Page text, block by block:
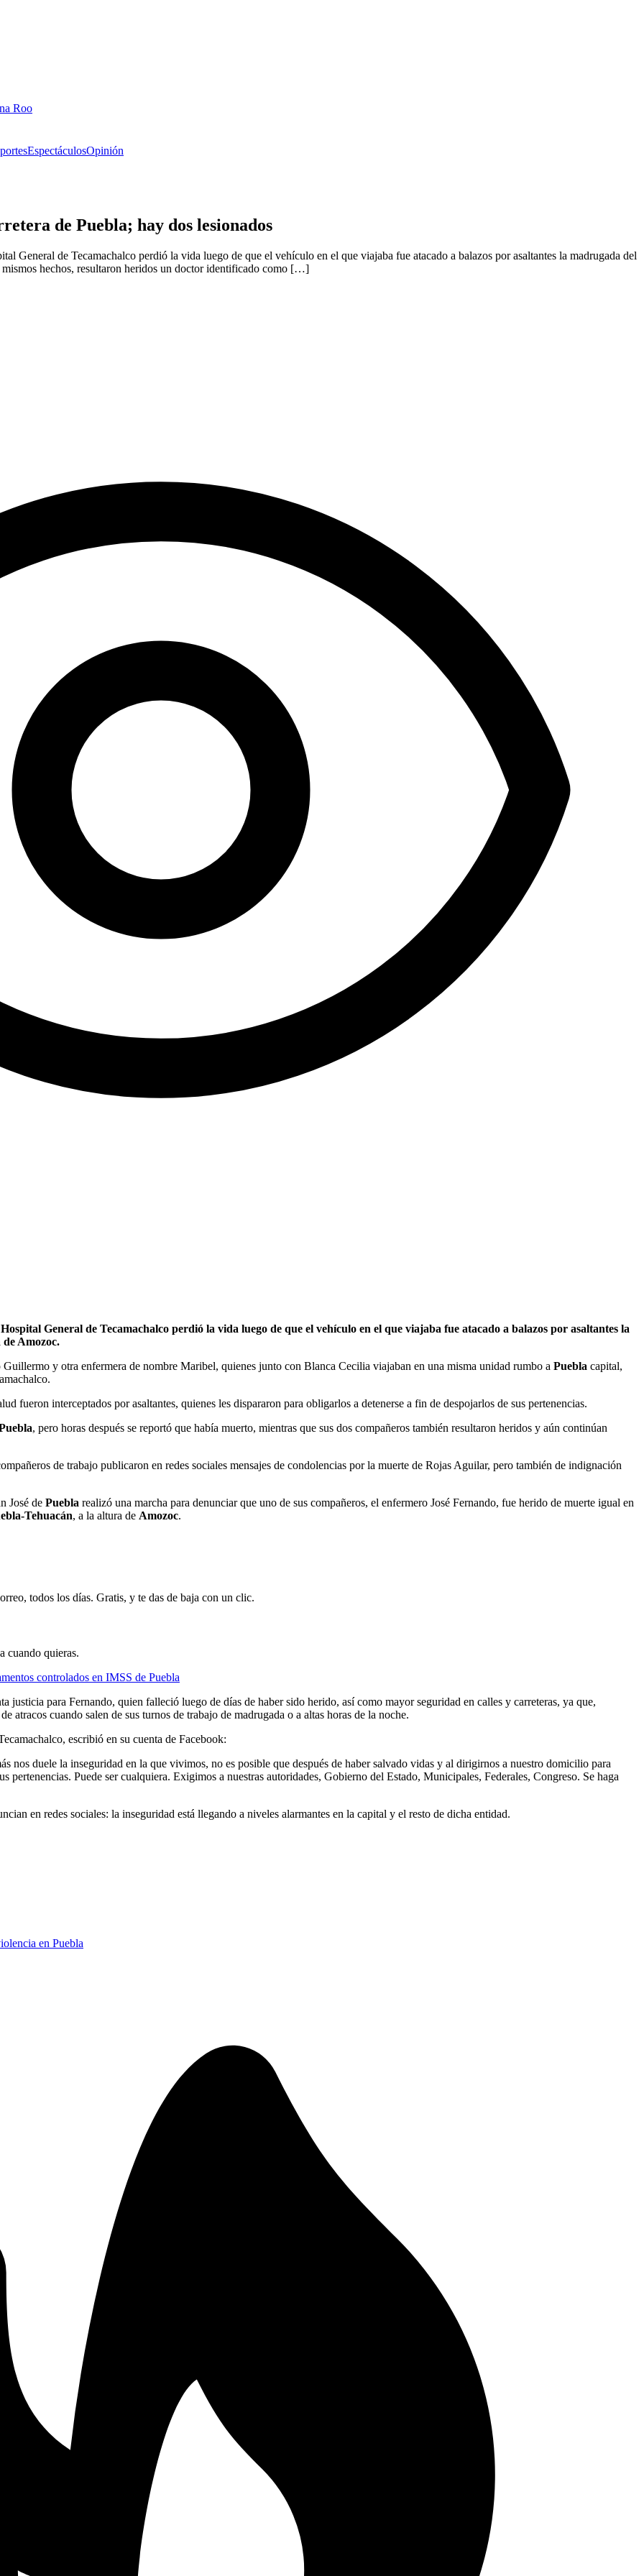
Roo
EspectáculosOpinión
de Puebla; hay dos lesionados
General de Tecamachalco perdió la vida luego de que el vehículo en el que viajaba fue atacado a balazos por asaltantes la madrugada del
hechos, resultaron heridos un doctor identificado como […]
General de Tecamachalco perdió la vida luego de que el vehículo en el que viajaba fue atacado a balazos por asaltantes la
de Amozoc.
y otra enfermera de nombre Maribel, quienes junto con Blanca Cecilia viajaban en una misma unidad rumbo a Puebla capital,
fueron interceptados por asaltantes, quienes les dispararon para obligarlos a detenerse a fin de despojarlos de sus pertenencias.
, pero horas después se reportó que había muerto, mientras que sus dos compañeros también resultaron heridos y aún continúan
de trabajo publicaron en redes sociales mensajes de condolencias por la muerte de Rojas Aguilar, pero también de indignación
José de Puebla realizó una marcha para denunciar que uno de sus compañeros, el enfermero José Fernando, fue herido de muerte igual en
Tehuacán, a la altura de Amozoc.
todos los días. Gratis, y te das de baja con un clic.
cuando quieras.
controlados en IMSS de Puebla
para Fernando, quien falleció luego de días de haber sido herido, así como mayor seguridad en calles y carreteras, ya que,
atracos cuando salen de sus turnos de trabajo de madrugada o a altas horas de la noche.
escribió en su cuenta de Facebook:
nos duele la inseguridad en la que vivimos, no es posible que después de haber salvado vidas y al dirigirnos a nuestro domicilio para
pertenencias. Puede ser cualquiera. Exigimos a nuestras autoridades, Gobierno del Estado, Municipales, Federales, Congreso. Se haga
en redes sociales: la inseguridad está llegando a niveles alarmantes en la capital y el resto de dicha entidad.
en Puebla